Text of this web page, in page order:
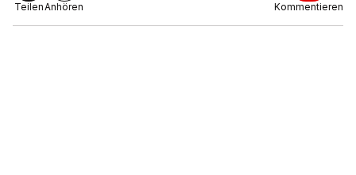
TeilenAnhören Kommentieren